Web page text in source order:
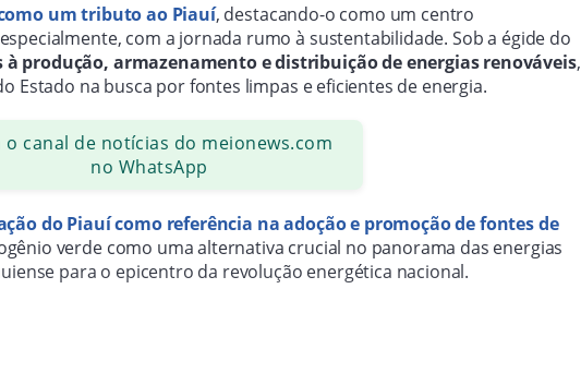
um tributo ao Piauí, destacando-o como um centro
com a jornada rumo à sustentabilidade. Sob a égide do
à produção, armazenamento e distribuição de energias renováveis,
Estado na busca por fontes limpas e eficientes de energia.
o canal de notícias do meionews.com
no WhatsApp
do Piauí como referência na adoção e promoção de fontes de
verde como uma alternativa crucial no panorama das energias
para o epicentro da revolução energética nacional.